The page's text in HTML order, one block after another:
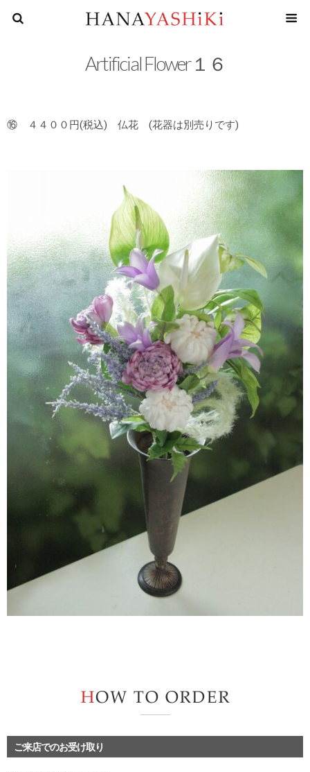
花屋四季
Artificial Flower１６
⑯ ４４００円(税込) 仏花 (花器は別売りです)
ご来店でのお受け取り